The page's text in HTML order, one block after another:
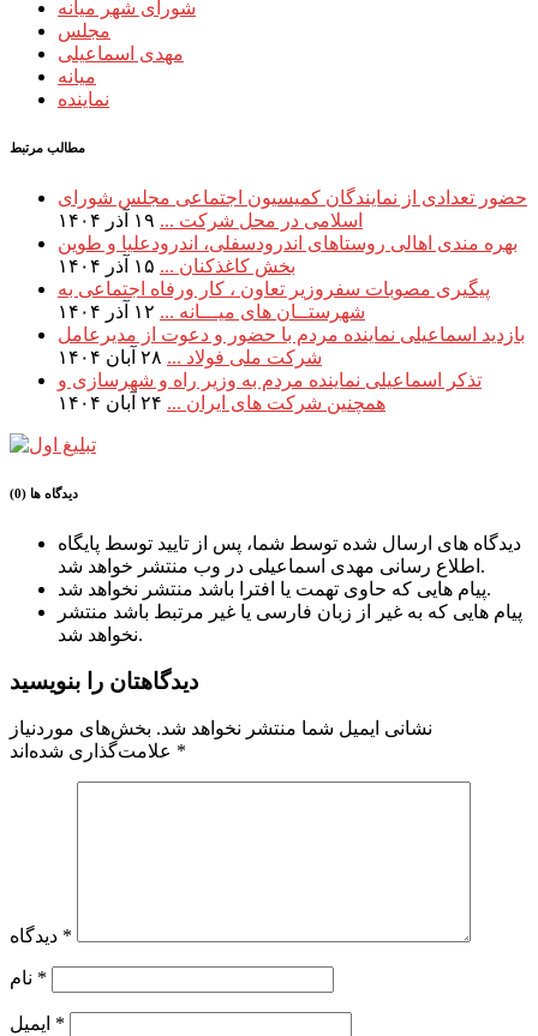
شورای شهر میانه
مجلس
مهدی اسماعیلی
میانه
نماینده
مطالب مرتبط
حضور تعدادی از نمایندگان کمیسیون اجتماعی مجلس شورای
اسلامی در محل شرکت ... ۱۹ آذر ۱۴۰۴
بهره مندی اهالی روستاهای اندرودسفلی، اندرودعلیا و طوین
بخش کاغذکنان ... ۱۵ آذر ۱۴۰۴
پیگیری مصوبات سفروزیر تعاون ، کار ورفاه اجتماعی به
شهرستــان های میـــانه ... ۱۲ آذر ۱۴۰۴
بازدید اسماعیلی نماینده مردم با حضور و دعوت از مدیرعامل
شرکت ملی فولاد ... ۲۸ آبان ۱۴۰۴
تذکر اسماعیلی نماینده مردم به وزیر راه و شهرسازی و
همچنین شرکت های ایران ... ۲۴ آبان ۱۴۰۴
دیدگاه ها (0)
دیدگاه های ارسال شده توسط شما، پس از تایید توسط پایگاه
اطلاع رسانی مهدی اسماعیلی در وب منتشر خواهد شد.
پیام هایی که حاوی تهمت یا افترا باشد منتشر نخواهد شد.
پیام هایی که به غیر از زبان فارسی یا غیر مرتبط باشد منتشر
نخواهد شد.
دیدگاهتان را بنویسید
نشانی ایمیل شما منتشر نخواهد شد. بخش‌های موردنیاز
*
*
*
*